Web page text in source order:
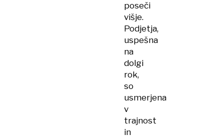
poseči
višje.
Podjetja,
uspešna
na
dolgi
rok,
so
usmerjena
v
trajnost
in